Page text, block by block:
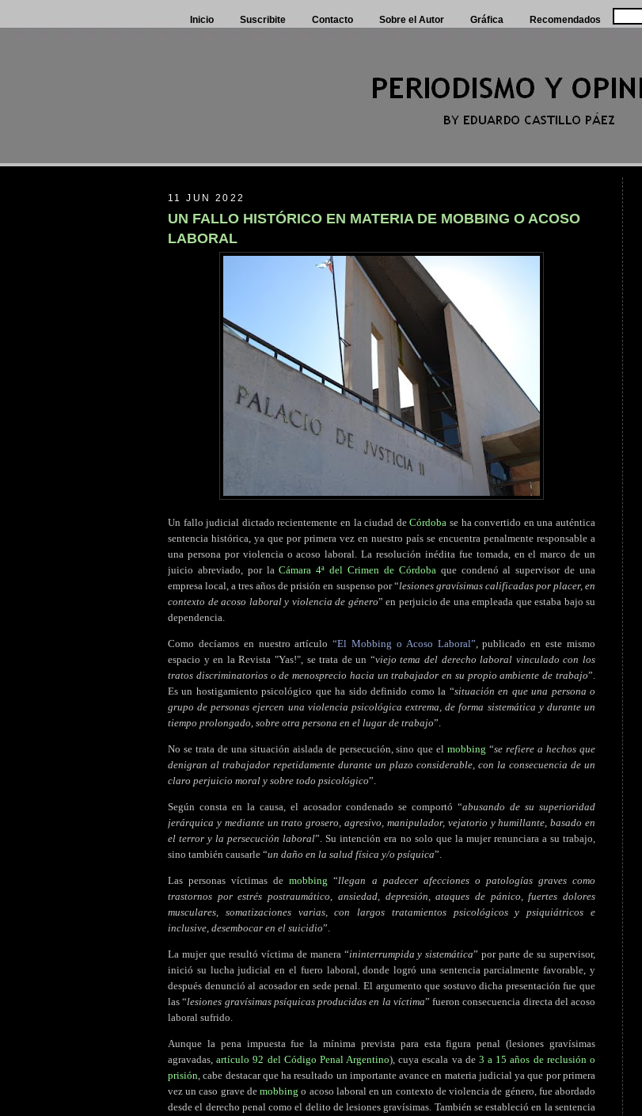
Inicio Suscribite Contacto Sobre el Autor Gráfica Recomendados
11 JUN 2022
UN FALLO HISTÓRICO EN MATERIA DE MOBBING O ACOSO
LABORAL
Un fallo judicial dictado recientemente en la ciudad deCórdobase ha convertido en una auténtica
sentencia histórica, ya que por primera vez en nuestro país se encuentra penalmente responsable a
una persona por violencia o acoso laboral. La resolución inédita fue tomada, en el marco de un
juicio abreviado, por laCámara 4ª del Crimen de Córdobaque condenó al supervisor de una
empresa local, a tres años de prisión en suspenso por “lesiones gravísimas calificadas por placer, en
contexto de acoso laboral y violencia de género” en perjuicio de una empleada que estaba bajo su
dependencia.
Como decíamos en nuestro artículo“El Mobbing o Acoso Laboral”, publicado en este mismo
espacio y en la Revista "Yas!", se trata de un “viejo tema del derecho laboral vinculado con los
tratos discriminatorios o de menosprecio hacia un trabajador en su propio ambiente de trabajo”.
Es un hostigamiento psicológico que ha sido definido como la “situación en que una persona o
grupo de personas ejercen una violencia psicológica extrema, de forma sistemática y durante un
tiempo prolongado, sobre otra persona en el lugar de trabajo”.
No se trata de una situación aislada de persecución, sino que elmobbing“se refiere a hechos que
denigran al trabajador repetidamente durante un plazo considerable, con la consecuencia de un
claro perjuicio moral y sobre todo psicológico”.
Según consta en la causa, el acosador condenado se comportó “abusando de su superioridad
jerárquica y mediante un trato grosero, agresivo, manipulador, vejatorio y humillante, basado en
el terror y la persecución laboral”. Su intención era no solo que la mujer renunciara a su trabajo,
sino también causarle “un daño en la salud física y/o psíquica”.
Las personas víctimas demobbing“llegan a padecer afecciones o patologías graves como
trastornos por estrés postraumático, ansiedad, depresión, ataques de pánico, fuertes dolores
musculares, somatizaciones varias, con largos tratamientos psicológicos y psiquiátricos e
inclusive, desembocar en el suicidio”.
La mujer que resultó víctima de manera “ininterrumpida y sistemática” por parte de su supervisor,
inició su lucha judicial en el fuero laboral, donde logró una sentencia parcialmente favorable, y
después denunció al acosador en sede penal. El argumento que sostuvo dicha presentación fue que
las “lesiones gravísimas psíquicas producidas en la víctima” fueron consecuencia directa del acoso
laboral sufrido.
Aunque la pena impuesta fue la mínima prevista para esta figura penal (lesiones gravísimas
agravadas,artículo 92 del Código Penal Argentino), cuya escala va de 3 a 15 años de reclusión o
prisión, cabe destacar que ha resultado un importante avance en materia judicial ya que por primera
vez un caso grave demobbingo acoso laboral en un contexto de violencia de género, fue abordado
desde el derecho penal como el delito de lesiones gravísimas. También se estableció en la sentencia